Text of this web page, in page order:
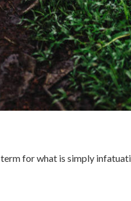
for what is simply